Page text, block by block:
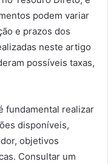
podem variar
e prazos dos
neste artigo
possíveis taxas,
fundamental realizar
disponíveis,
objetivos
Consultar um